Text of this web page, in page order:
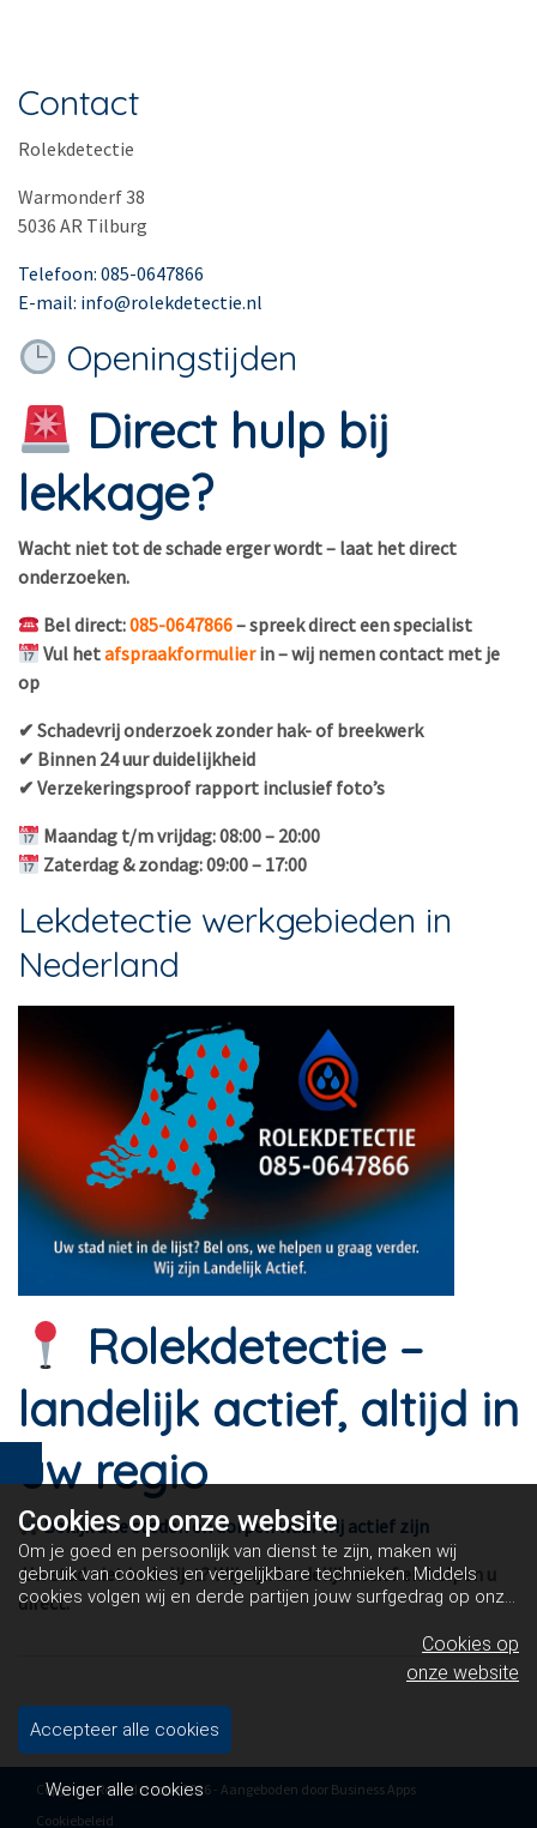
Contact
Rolekdetectie
Warmonderf 38
5036 AR Tilburg
Telefoon: 085-0647866
E-mail: info@rolekdetectie.nl
Openingstijden
Direct hulp bij
lekkage?
Wacht niet tot de schade erger wordt – laat het direct
onderzoeken.
Bel direct:085-0647866– spreek direct een specialist
Vul hetafspraakformulierin – wij nemen contact met je
op
✔ Schadevrij onderzoek zonder hak- of breekwerk
✔ Binnen 24 uur duidelijkheid
✔ Verzekeringsproof rapport inclusief foto’s
Maandag t/m vrijdag: 08:00 – 20:00
Zaterdag & zondag: 09:00 – 17:00
Lekdetectie werkgebieden in
Nederland
Rolekdetectie –
landelijk actief, altijd in
uw regio
Bekijk alle steden en dorpen waar wij actief zijn
Uw stad niet in de lijst? Wij zijn landelijk actief en helpen u
direct.
Copyright Rolekdetectie 2026 - Aangeboden door Business Apps
Cookiebeleid
Cookies oponze website
Om je goed en persoonlijk van dienst te zijn, maken wij
gebruik van cookies en vergelijkbare technieken. Middels
cookies volgen wij en derde partijen jouw surfgedrag op onze
en dit maakt het voor jou mogelijk om informatie te delen via
Cookies op
onze website
Accepteer alle cookies
Weiger alle cookies